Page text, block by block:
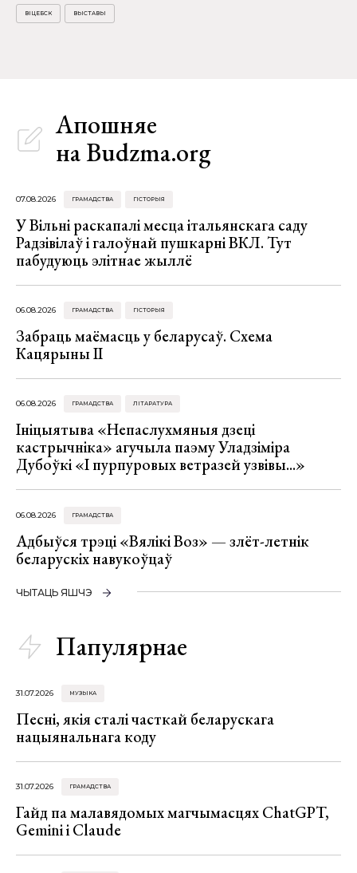
ВІЦЕБСК ВЫСТАВЫ
Апошняе
на Budzma.org
07.08.2026 ГРАМАДСТВА ГІСТОРЫЯ
У Вільні раскапалі месца італьянскага саду
Радзівілаў і галоўнай пушкарні ВКЛ. Тут
пабудуюць элітнае жыллё
06.08.2026 ГРАМАДСТВА ГІСТОРЫЯ
Забраць маёмасць у беларусаў. Схема
Кацярыны ІІ
06.08.2026 ГРАМАДСТВА ЛІТАРАТУРА
Ініцыятыва «Непаслухмяныя дзеці
кастрычніка» агучыла паэму Уладзіміра
Дубоўкі «І пурпуровых ветразей узвівы...»
06.08.2026 ГРАМАДСТВА
Адбыўся трэці «Вялікі Воз» — злёт-летнік
беларускіх навукоўцаў
ЧЫТАЦЬ ЯШЧЭ
Папулярнае
31.07.2026 МУЗЫКА
Песні, якія сталі часткай беларускага
нацыянальнага коду
31.07.2026 ГРАМАДСТВА
Гайд па малавядомых магчымасцях ChatGPT,
Gemini і Claude